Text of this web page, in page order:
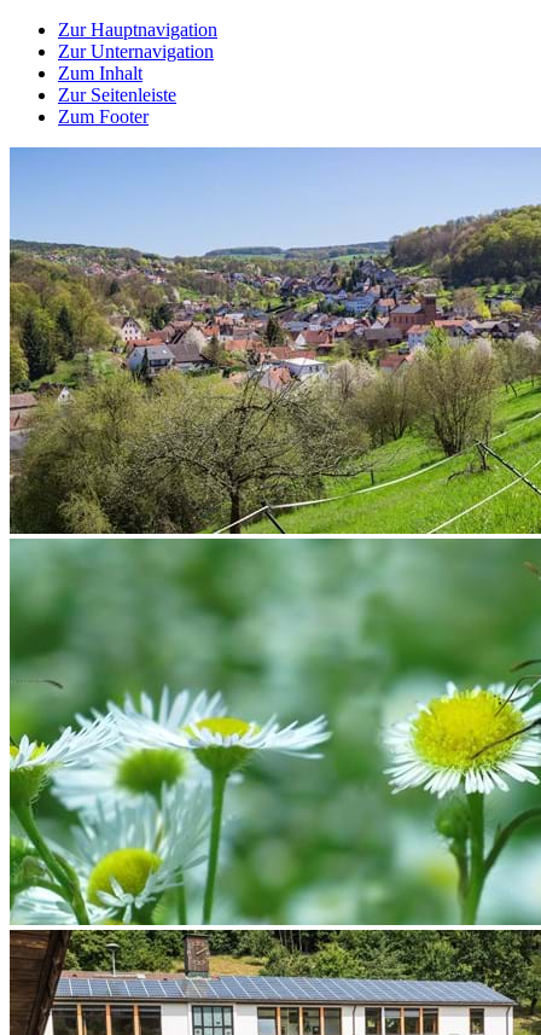
Zur Hauptnavigation
Zur Unternavigation
Zum Inhalt
Zur Seitenleiste
Zum Footer